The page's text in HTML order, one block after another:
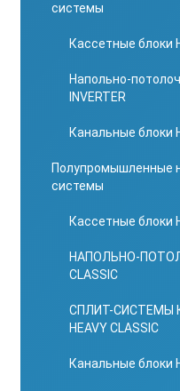
системы
Кассетные блоки
Напольно-
INVERTER
Канальные блоки
Полупромышленные
системы
Кассетные блоки
НАПОЛЬНО-
CLASSIC
СПЛИТ-СИСТЕМЫ
HEAVY CLASSIC
Канальные блоки